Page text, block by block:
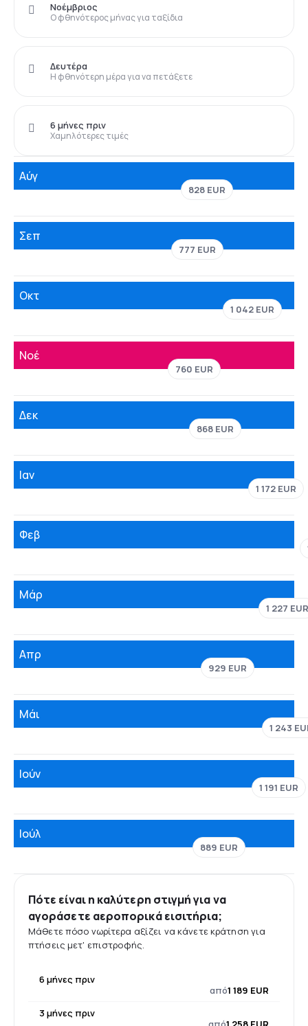
Ο φθηνότερος μήνας για ταξίδια
Νοέμβριος
Η φθηνότερη μέρα για να πετάξετε
Δευτέρα
Χαμηλότερες τιμές
6 μήνες πριν
Αύγ
828 EUR
Σεπ
777 EUR
Οκτ
1 042 EUR
Νοέ
760 EUR
Δεκ
868 EUR
Ιαν
1 172 EUR
Φεβ
Μάρ
1 227
Απρ
929 EUR
Μάι
1 243
Ιούν
1 191 EUR
Ιούλ
889 EUR
Πότε είναι η καλύτερη στιγμή για να
αγοράσετε αεροπορικά εισιτήρια;
Μάθετε πόσο νωρίτερα αξίζει να κάνετε κράτηση για
πτήσεις μετ' επιστροφής.
6 μήνες πριν
από1 189 EUR
3 μήνες πριν